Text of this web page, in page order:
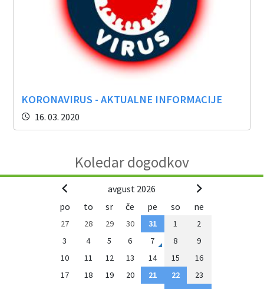
KORONAVIRUS - AKTUALNE INFORMACIJE
16. 03. 2020
Koledar dogodkov
avgust 2026
po
to sr če pe so ne
27 28 29 30 31 1
2
3
4 5 6 7 8
9
10
11 12 13 14 15
16
17
18 19 20 21 22
23
Občinski časopis
Proračun občine